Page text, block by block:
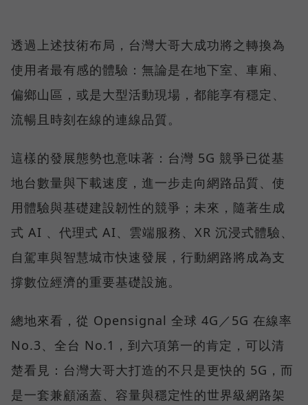
透過上述技術布局，台灣大哥大成功將之轉換為
使用者最有感的體驗：無論是在地下室、車廂、
偏鄉山區，或是大型活動現場，都能享有穩定、
流暢且時刻在線的連線品質。
這樣的發展態勢也意味著：台灣 5G 競爭已從基
地台數量與下載速度，進一步走向網路品質、使
用體驗與基礎建設韌性的競爭；未來，隨著生成
式 AI 、代理式 AI、雲端服務、XR 沉浸式體驗、
自駕車與智慧城市快速發展，行動網路將成為支
撐數位經濟的重要基礎設施。
總地來看，從 Opensignal 全球 4G／5G 在線率
No.3、全台 No.1，到六項第一的肯定，可以清
楚看見：台灣大哥大打造的不只是更快的 5G，而
是一套兼顧涵蓋、容量與穩定性的世界級網路架